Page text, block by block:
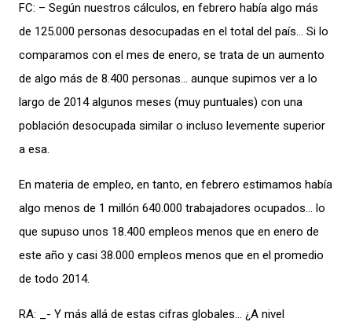
FC: – Según nuestros cálculos, en febrero había algo más
de 125.000 personas desocupadas en el total del país… Si lo
comparamos con el mes de enero, se trata de un aumento
de algo más de 8.400 personas… aunque supimos ver a lo
largo de 2014 algunos meses (muy puntuales) con una
población desocupada similar o incluso levemente superior
a esa.
En materia de empleo, en tanto, en febrero estimamos había
algo menos de 1 millón 640.000 trabajadores ocupados… lo
que supuso unos 18.400 empleos menos que en enero de
este año y casi 38.000 empleos menos que en el promedio
de todo 2014.
RA: _- Y más allá de estas cifras globales… ¿A nivel